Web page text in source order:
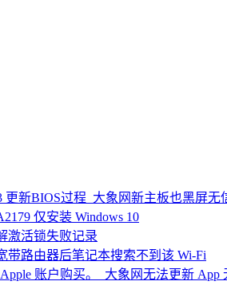
新主板也黑屏无
仅安装 Windows 10
激活锁失败记录
带路由器后笔记本搜索不到该 Wi-Fi
无法更新 App